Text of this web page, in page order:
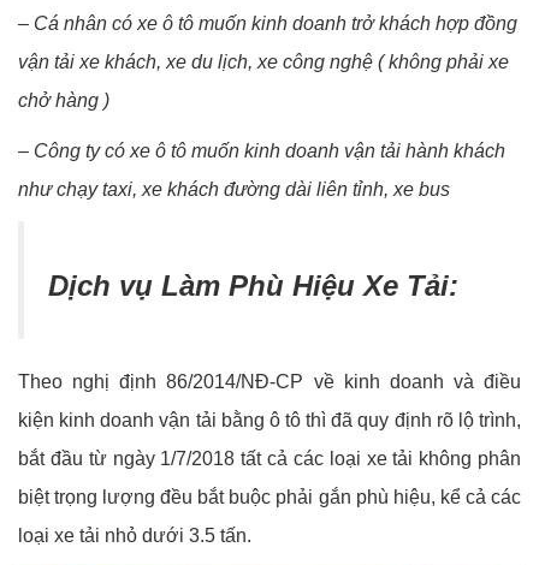
– Cá nhân có xe ô tô muốn kinh doanh trở khách hợp đồng
vận tải xe khách, xe du lịch, xe công nghệ ( không phải xe
chở hàng )
– Công ty có xe ô tô muốn kinh doanh vận tải hành khách
như chạy taxi, xe khách đường dài liên tỉnh, xe bus
Dịch vụ Làm Phù Hiệu Xe Tải:
Theo nghị định 86/2014/NĐ-CP về kinh doanh và điều
kiện kinh doanh vận tải bằng ô tô thì đã quy định rõ lộ trình,
bắt đầu từ ngày 1/7/2018 tất cả các loại xe tải không phân
biệt trọng lượng đều bắt buộc phải gắn phù hiệu, kể cả các
loại xe tải nhỏ dưới 3.5 tấn.